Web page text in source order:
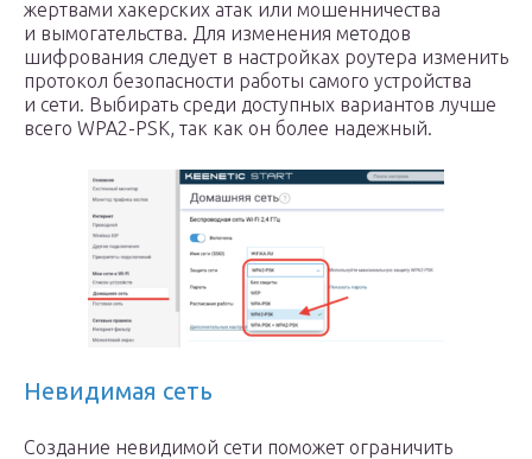
жертвами хакерских атак или мошенничества
и вымогательства. Для изменения методов
шифрования следует в настройках роутера изменить
протокол безопасности работы самого устройства
и сети. Выбирать среди доступных вариантов лучше
всего WPA2-PSK, так как он более надежный.
Невидимая сеть
Создание невидимой сети поможет ограничить